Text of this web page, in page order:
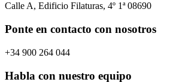
Calle A, Edificio Filaturas, 4º 1ª 08690
Ponte en contacto con nosotros
+34 900 264 044
Habla con nuestro equipo